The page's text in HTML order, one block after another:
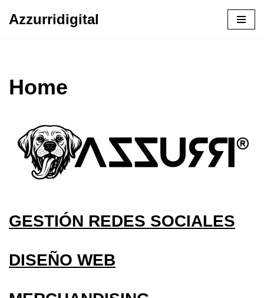
Azzurridigital
Home
GESTIÓN REDES SOCIALES
DISEÑO WEB